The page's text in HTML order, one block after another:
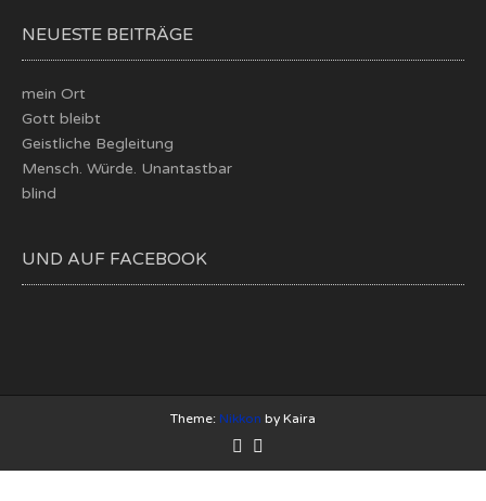
NEUESTE BEITRÄGE
mein Ort
Gott bleibt
Geistliche Begleitung
Mensch. Würde. Unantastbar
blind
UND AUF FACEBOOK
Theme: Nikkon by Kaira